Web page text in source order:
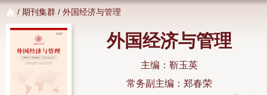
/ 期刊集群 / 外国经济与管理
外国经济与管理
主编：靳玉英
常务副主编：郑春荣